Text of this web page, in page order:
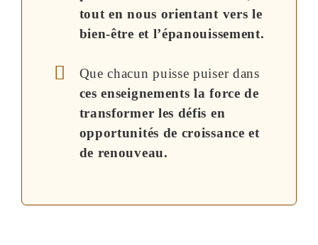
tout en nous orientant vers le
bien-être et l’épanouissement.
Que chacun puisse puiser dans
ces enseignements la force de
transformer les défis en
opportunités de croissance et
de renouveau.